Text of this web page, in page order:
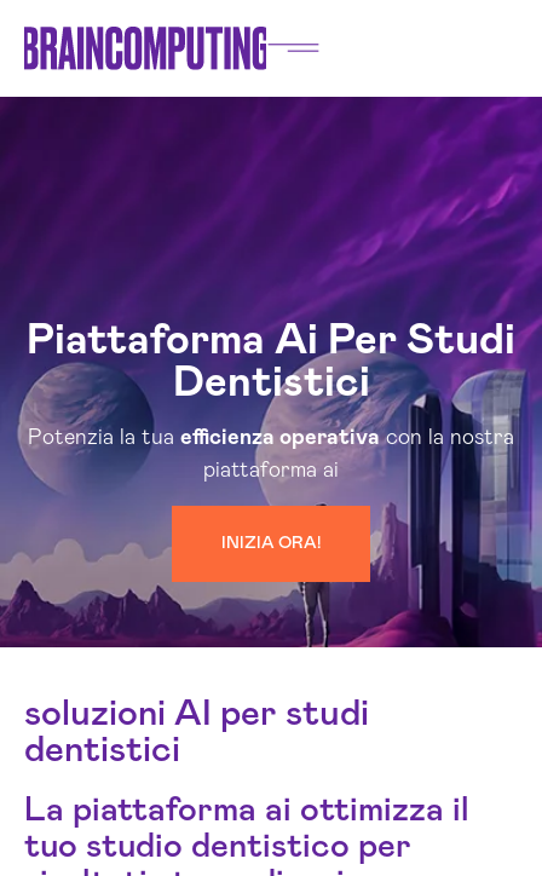
Piattaforma Ai Per Studi
Dentistici
Potenzia la tua efficienza operativacon la nostra
piattaforma ai
INIZIA ORA!
soluzioni AI per studi
dentistici
La piattaforma ai ottimizza il
tuo studio dentistico per